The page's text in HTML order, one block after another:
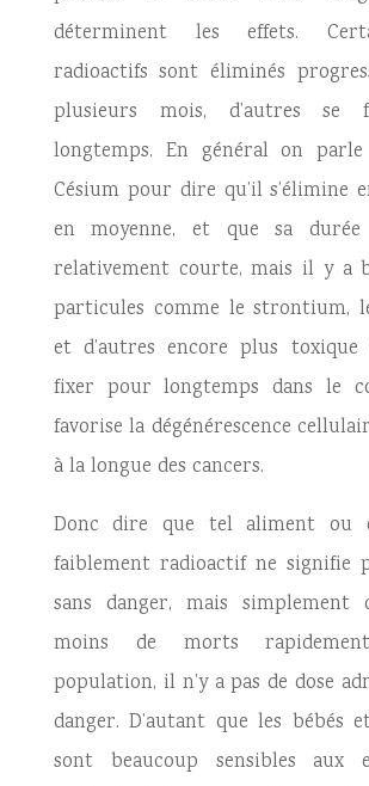
déterminent les effets.
radioactifs sont éliminés
plusieurs mois, d’autres se
longtemps. En général on
Césium pour dire qu’il s’élimine
en moyenne, et que sa
relativement courte, mais il y a
particules comme le strontium,
et d’autres encore plus
fixer pour longtemps dans le
favorise la dégénérescence
à la longue des cancers.
Donc dire que tel aliment ou
faiblement radioactif ne signifie
sans danger, mais simplement
moins de morts
population, il n’y a pas de dose
danger. D’autant que les bébés
sont beaucoup sensibles aux